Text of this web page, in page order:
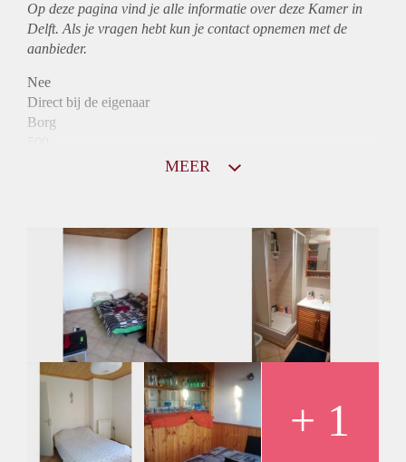
Op deze pagina vind je alle informatie over deze Kamer in
Delft. Als je vragen hebt kun je contact opnemen met de
aanbieder.
Nee
Direct bij de eigenaar
Borg
Inkomen eis
Onbepaalde termijn
Oplevering
Gestoffeerd
MEER
+ 1